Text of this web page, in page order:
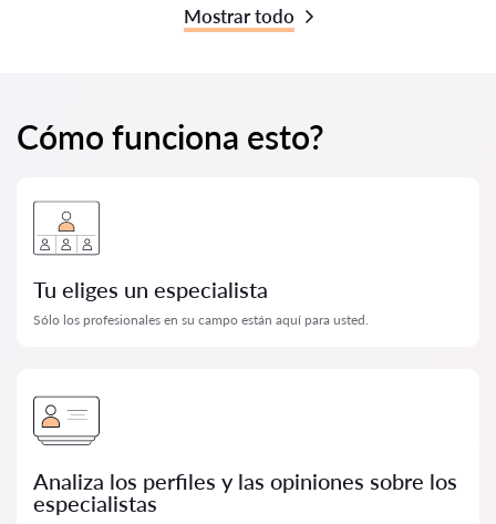
Mostrar todo
Cómo funciona esto?
Tu eliges un especialista
Sólo los profesionales en su campo están aquí para usted.
Analiza los perfiles y las opiniones sobre los
especialistas